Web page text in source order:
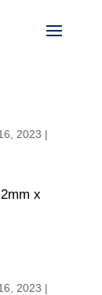
2023 |
x
2023 |